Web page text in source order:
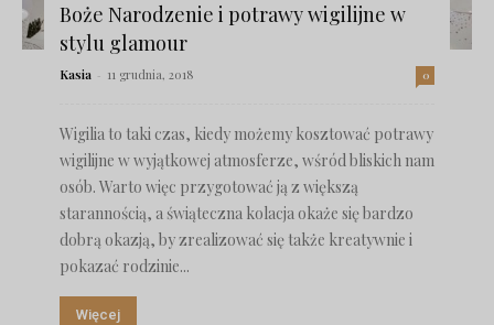
Boże Narodzenie i potrawy wigilijne w
stylu glamour
Kasia - 11 grudnia, 2018 0
Wigilia to taki czas, kiedy możemy kosztować potrawy
wigilijne w wyjątkowej atmosferze, wśród bliskich nam
osób. Warto więc przygotować ją z większą
starannością, a świąteczna kolacja okaże się bardzo
dobrą okazją, by zrealizować się także kreatywnie i
pokazać rodzinie...
Więcej